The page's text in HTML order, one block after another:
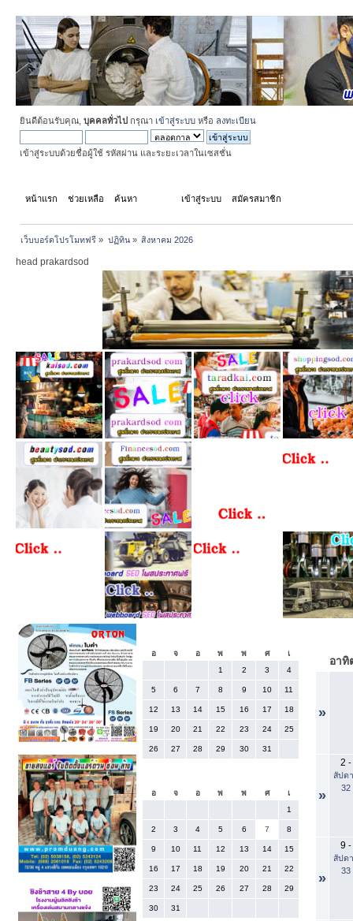
ยินดีต้อนรับคุณ, บุคคลทั่วไป กรุณา เข้าสู่ระบบ หรือ ลงทะเบียน
เข้าสู่ระบบด้วยชื่อผู้ใช้ รหัสผ่าน และระยะเวลาในเซสชั่น
หน้าแรก ช่วยเหลือ ค้นหา เข้าสู่ระบบ สมัครสมาชิก
เว็บบอร์ดโปรโมทฟรี » ปฏิทิน» สิงหาคม 2026
head prakardsod
อ จ อ พ พ ศ
เ
1
2 3 4
5 6 7 8 9 10 11
12 13 14 15 16 17 18
19 20 21 22 23 24 25
26 27 28 29 30 31
อ จ อ พ พ ศ
เ
1
2 3 4 5 6 7 8
9 10 11 12 13 14 15
16 17 18 19 20 21 22
23 24 25 26 27 28 29
30 31
อาทิ
»
»
2 -
สัปด
32
»
9 -
สัปด
33